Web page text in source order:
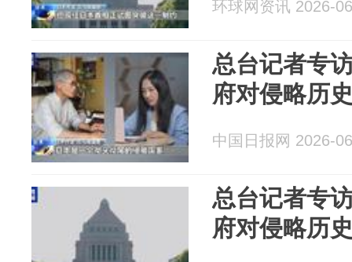
环球网资讯 2026-
总台记者专
府对侵略历
中国日报网 2026-
总台记者专
府对侵略历